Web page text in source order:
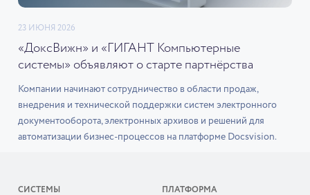
23 ИЮНЯ 2026
«ДоксВижн» и «ГИГАНТ Компьютерные
системы» объявляют о старте партнёрства
Компании начинают сотрудничество в области продаж,
внедрения и технической поддержки систем электронного
документооборота, электронных архивов и решений для
автоматизации бизнес-процессов на платформе Docsvision.
СИСТЕМЫ ПЛАТФОРМА